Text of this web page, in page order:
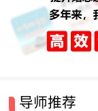
导师推荐